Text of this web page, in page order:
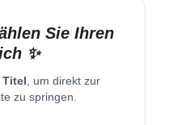
Sie Ihren
✨
Titel , um direkt zur
zu springen.